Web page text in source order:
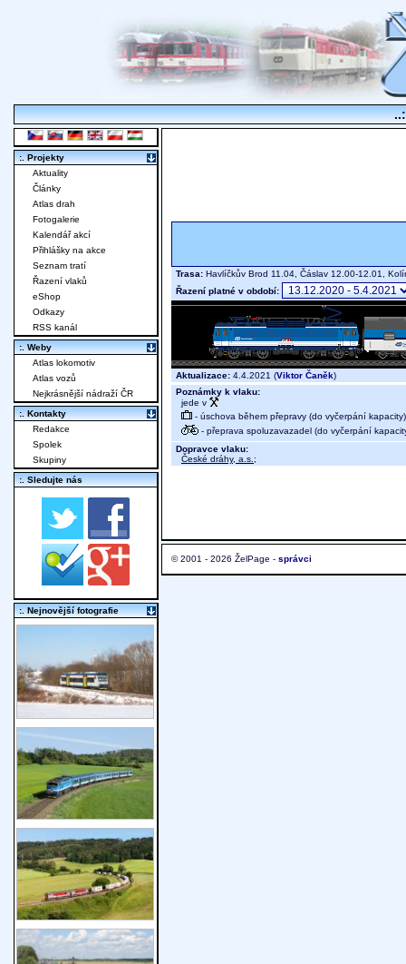
Trasa: Havlíčkův Brod 11.04, Čáslav 12.00-12.01,
Řazení platné v období:
Aktualizace: 4.4.2021 (Viktor Čaněk)
Poznámky k vlaku:
jede v
- úschova během přepravy (do vyčerpání kapacity)
- přeprava spoluzavazadel (do vyčerpání
Dopravce vlaku:
České dráhy, a.s. ;
© 2001 - 2026 ŽelPage - správci
:. Projekty
Aktuality
Články
Atlas drah
Fotogalerie
Kalendář akcí
Přihlášky na akce
Seznam tratí
Řazení vlaků
eShop
Odkazy
RSS kanál
:. Weby
Atlas lokomotiv
Atlas vozů
Nejkrásnější nádraží ČR
:. Kontakty
Redakce
Spolek
Skupiny
:. Sledujte nás
:. Nejnovější fotografie